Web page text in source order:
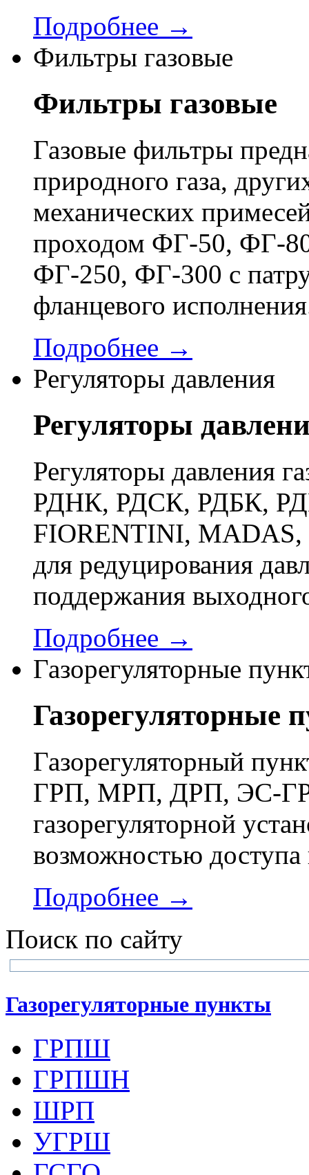
Подробнее →
Фильтры газовые
Фильтры газовые
Газовые фильтры
природного газа,
механических
проходом ФГ-50, ФГ-
ФГ-250, ФГ-300 с
фланцевого
Подробнее →
Регуляторы давления
Регуляторы
Регуляторы давления
РДНК, РДСК, РДБК,
FIORENTINI, MADAS,
для редуцирования
поддержания
Подробнее →
Газорегуляторные
Газорегуляторные
Газорегуляторный
ГРП, МРП, ДРП, ЭС-
газорегуляторной
возможностью доступа
Подробнее →
Поиск по сайту
Газорегуляторные пункты
ГРПШ
ГРПШН
ШРП
УГРШ